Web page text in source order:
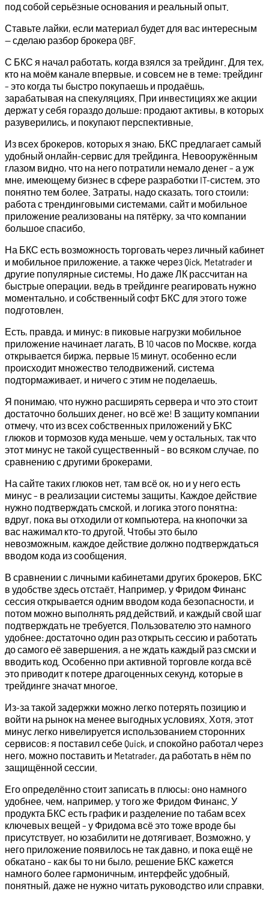
под собой серьёзные основания и реальный опыт.
Ставьте лайки, если материал будет для вас интересным
— сделаю разбор брокера QBF.
С БКС я начал работать, когда взялся за трейдинг. Для тех,
кто на моём канале впервые, и совсем не в теме: трейдинг
– это когда ты быстро покупаешь и продаёшь,
зарабатывая на спекуляциях. При инвестициях же акции
держат у себя гораздо дольше: продают активы, в которых
разуверились, и покупают перспективные.
Из всех брокеров, которых я знаю, БКС предлагает самый
удобный онлайн-сервис для трейдинга. Невооружённым
глазом видно, что на него потратили немало денег – а уж
мне, имеющему бизнес в сфере разработки IT-систем, это
понятно тем более. Затраты, надо сказать, того стоили:
работа с трендинговыми системами, сайт и мобильное
приложение реализованы на пятёрку, за что компании
большое спасибо.
На БКС есть возможность торговать через личный кабинет
и мобильное приложение, а также через Qick, Metatrader и
другие популярные системы. Но даже ЛК рассчитан на
быстрые операции, ведь в трейдинге реагировать нужно
моментально, и собственный софт БКС для этого тоже
подготовлен.
Есть, правда, и минус: в пиковые нагрузки мобильное
приложение начинает лагать. В 10 часов по Москве, когда
открывается биржа, первые 15 минут, особенно если
происходит множество телодвижений, система
подтормаживает, и ничего с этим не поделаешь.
Я понимаю, что нужно расширять сервера и что это стоит
достаточно больших денег, но всё же! В защиту компании
отмечу, что из всех собственных приложений у БКС
глюков и тормозов куда меньше, чем у остальных, так что
этот минус не такой существенный – во всяком случае, по
сравнению с другими брокерами.
На сайте таких глюков нет, там всё ок, но и у него есть
минус – в реализации системы защиты. Каждое действие
нужно подтверждать смской, и логика этого понятна:
вдруг, пока вы отходили от компьютера, на кнопочки за
вас нажимал кто-то другой. Чтобы это было
невозможным, каждое действие должно подтверждаться
вводом кода из сообщения.
В сравнении с личными кабинетами других брокеров, БКС
в удобстве здесь отстаёт. Например, у Фридом Финанс
сессия открывается одним вводом кода безопасности, и
потом можно выполнять ряд действий, и каждый свой шаг
подтверждать не требуется. Пользователю это намного
удобнее: достаточно один раз открыть сессию и работать
до самого её завершения, а не ждать каждый раз смски и
вводить код. Особенно при активной торговле когда всё
это приводит к потере драгоценных секунд, которые в
трейдинге значат многое.
Из-за такой задержки можно легко потерять позицию и
войти на рынок на менее выгодных условиях. Хотя, этот
минус легко нивелируется использованием сторонних
сервисов: я поставил себе Quick, и спокойно работал через
него, можно поставить и Metatrader, да работать в нём по
защищённой сессии.
Его определённо стоит записать в плюсы: оно намного
удобнее, чем, например, у того же Фридом Финанс. У
продукта БКС есть график и разделение по табам всех
ключевых вещей – у Фридома всё это тоже вроде бы
присутствует, но юзабилити не дотягивает. Возможно, у
него приложение появилось не так давно, и пока ещё не
обкатано – как бы то ни было, решение БКС кажется
намного более гармоничным, интерфейс удобный,
понятный, даже не нужно читать руководство или справки.